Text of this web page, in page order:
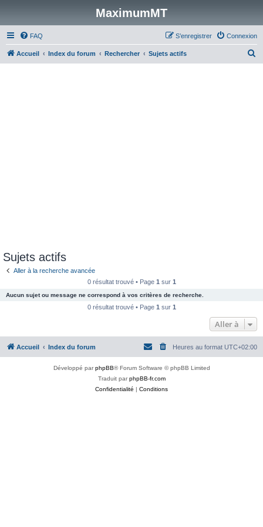
MaximumMT
FAQ Connexion
S’enregistrer
Accueil Index du forum Rechercher Sujets actifs
Sujets actifs
Aller à la recherche avancée
0 résultat trouvé • Page 1 sur 1
Aucun sujet ou message ne correspond à vos critères de recherche.
0 résultat trouvé • Page 1 sur 1
Aller à
Accueil Index du forum Heures au format UTC+02:00
Développé parphpBB® Forum Software © phpBB Limited
Traduit parphpBB-fr.com
Confidentialité | Conditions